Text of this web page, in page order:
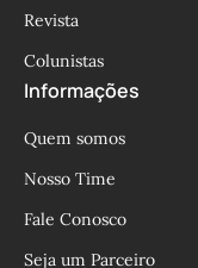
Revista
Colunistas
Informações
Quem somos
Nosso Time
Fale Conosco
Seja um Parceiro